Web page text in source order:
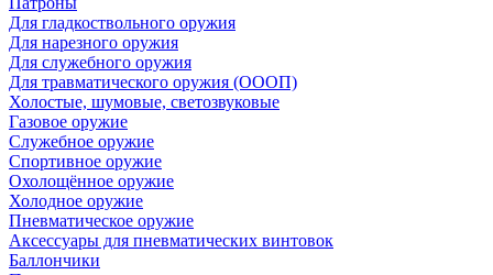
Для гладкоствольного оружия
Для нарезного оружия
Для служебного оружия
Для травматического оружия (ОООП)
Холостые, шумовые, светозвуковые
Газовое оружие
Служебное оружие
Спортивное оружие
Охолощённое оружие
Холодное оружие
Пневматическое оружие
Аксессуары для пневматических винтовок
Баллончики